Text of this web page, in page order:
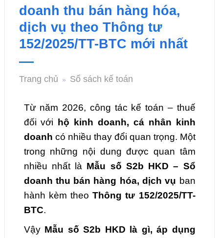
doanh thu bán hàng hóa,
dịch vụ theo Thông tư
152/2025/TT-BTC mới nhất
Trang chủ » Sổ sách kế toán
Từ năm 2026, công tác kế toán – thuế
đối với hộ kinh doanh, cá nhân kinh
doanh có nhiều thay đổi quan trọng. Một
trong những nội dung được quan tâm
nhiều nhất là Mẫu số S2b HKD – Sổ
doanh thu bán hàng hóa, dịch vụ ban
hành kèm theoThông tư 152/2025/TT-
BTC.
Vậy Mẫu số S2b HKD là gì, áp dụng